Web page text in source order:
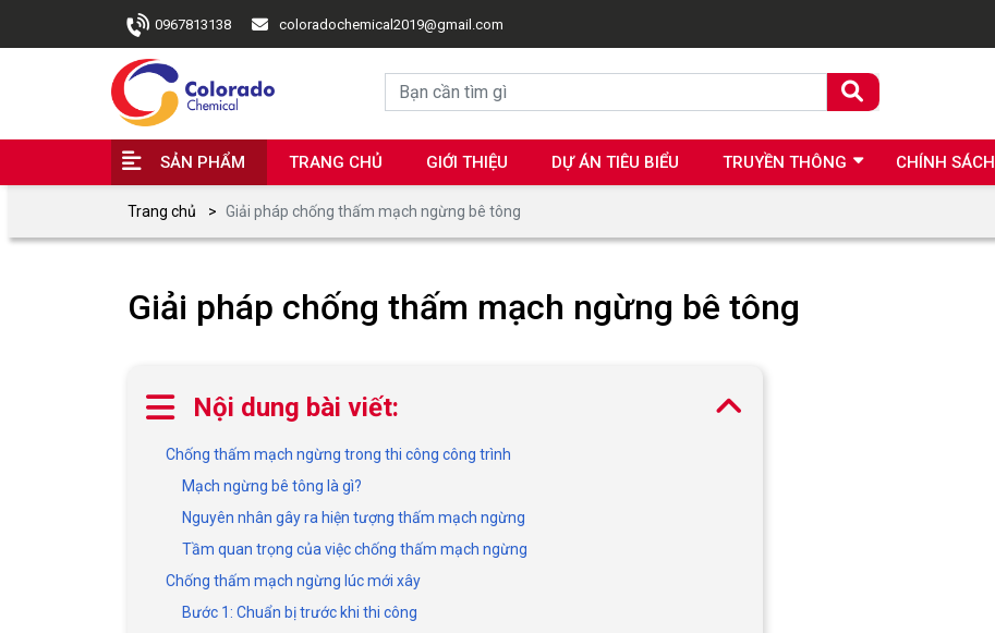
0967813138 coloradochemical2019@gmail.com
SẢN PHẨM TRANG CHỦ GIỚI THIỆU DỰ ÁN TIÊU BIỂU TRUYỀN THÔNG CHÍNH SÁCH
Trang chủ Giải pháp chống thấm mạch ngừng bê tông
Giải pháp chống thấm mạch ngừng bê tông
Nội dung bài viết:
Chống thấm mạch ngừng trong thi công công trình
Mạch ngừng bê tông là gì?
Nguyên nhân gây ra hiện tượng thấm mạch ngừng
Tầm quan trọng của việc chống thấm mạch ngừng
Chống thấm mạch ngừng lúc mới xây
Bước 1: Chuẩn bị trước khi thi công